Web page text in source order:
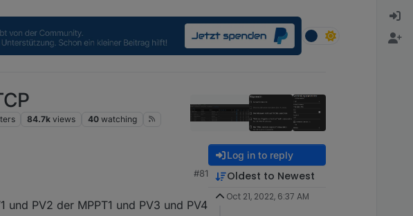
84.7k views 40 watching
#81
und PV2 der MPPT1 und PV3 und PV4
Log in to reply
Oldest to Newest
Oct 21, 2022, 6:37 AM